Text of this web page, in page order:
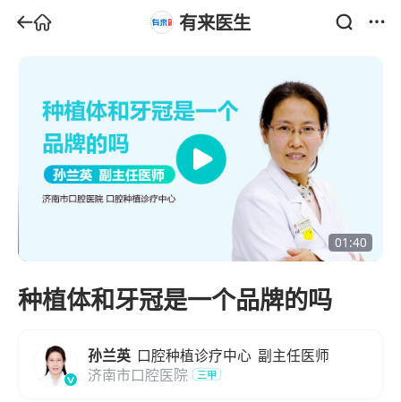
有来医生
01:40
种植体和牙冠是一个品牌的吗
孙兰英 口腔种植诊疗中心 副主任医师
济南市口腔医院
三甲